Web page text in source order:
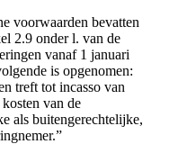
voorwaarden bevatten
2.9 onder l. van de
vanaf 1 januari
is opgenomen:
treft tot incasso van
van de
als buitengerechtelijke,